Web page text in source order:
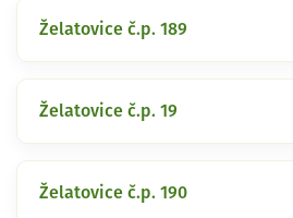
Želatovice č.p. 189
Želatovice č.p. 19
Želatovice č.p. 190